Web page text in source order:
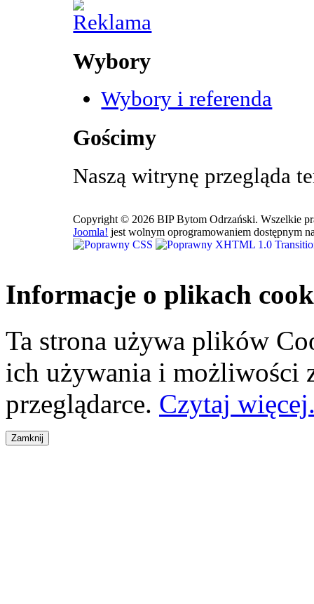
Wybory
Wybory i referenda
Gościmy
Naszą witrynę przegląda
Copyright © 2026 BIP Bytom Odrzański. Wszelkie
Joomla! jest wolnym oprogramowaniem dostępnym
Informacje o plikach
Ta strona używa plików
ich używania i możliwości
przeglądarce. Czytaj